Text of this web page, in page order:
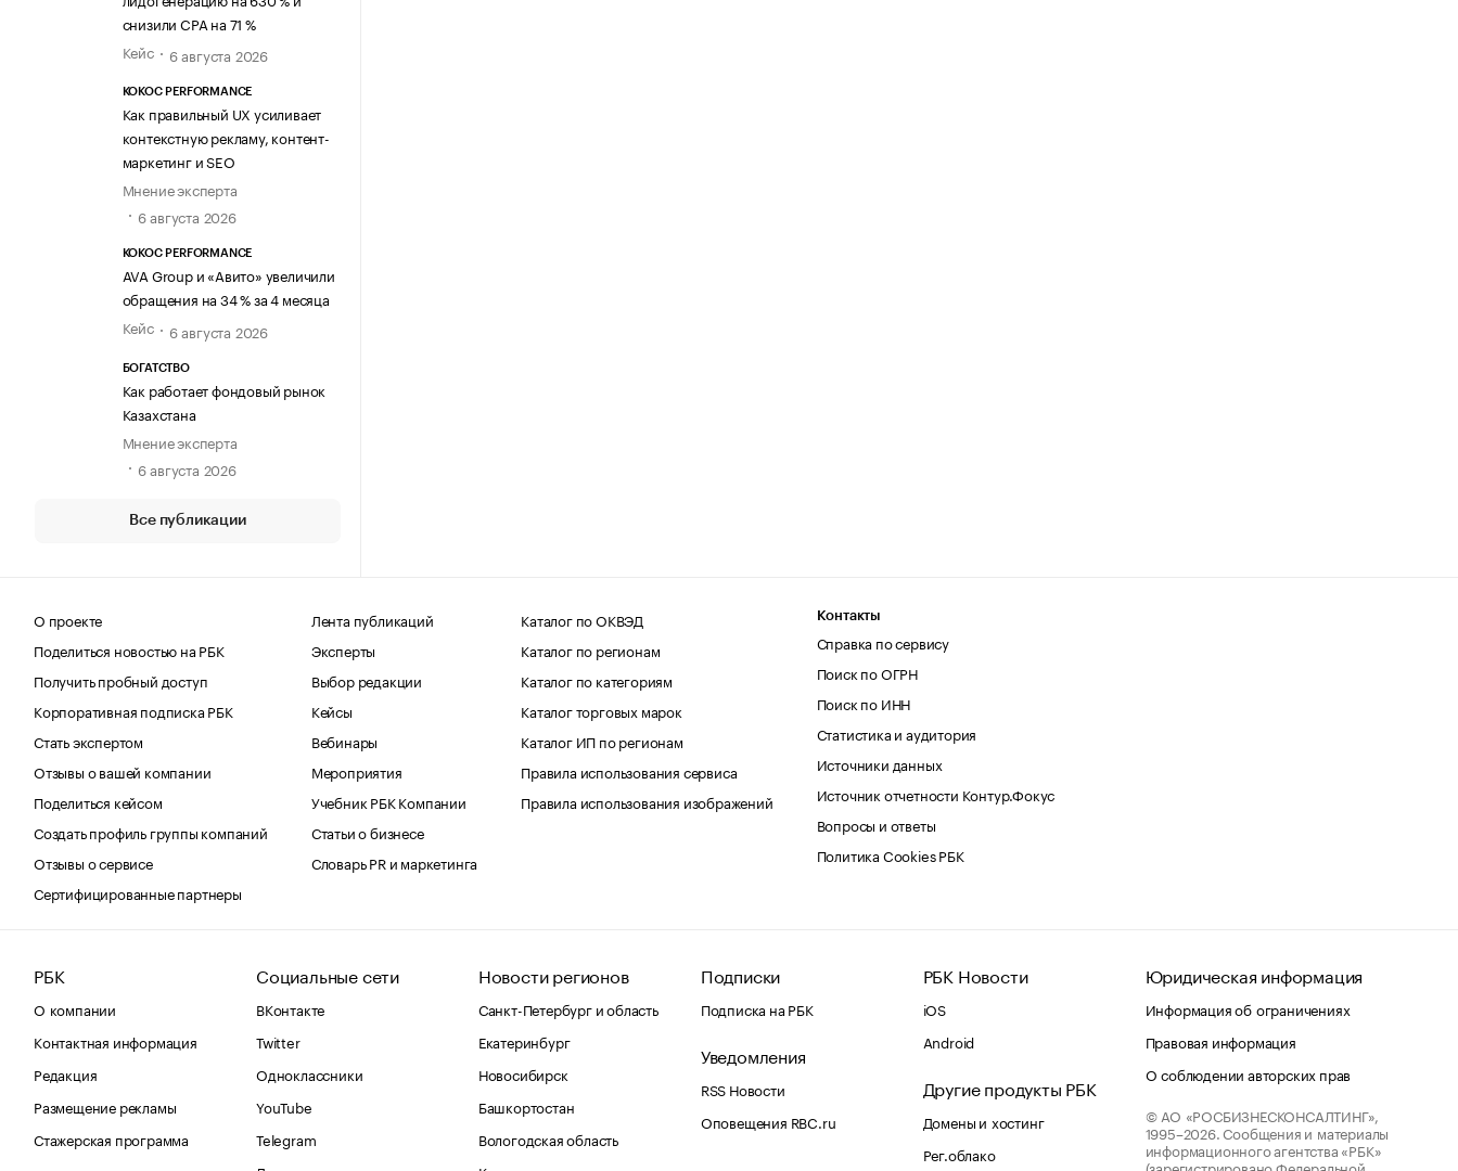
снизили CPA на 71 %
Кейс
6 августа 2026
KOKOC PERFORMANCE
Как правильный UX усиливает
контекстную рекламу, контент-
маркетинг и SEO
Мнение эксперта
6 августа 2026
KOKOC PERFORMANCE
AVA Group и «Авито» увеличили
обращения на 34 % за 4 месяца
Кейс
6 августа 2026
БОГАТСТВО
Как работает фондовый рынок
Казахстана
Мнение эксперта
6 августа 2026
Все публикации
О проекте
Поделиться новостью на РБК
Получить пробный доступ
Корпоративная подписка РБК
Стать экспертом
Отзывы о вашей компании
Поделиться кейсом
Создать профиль группы компаний
Отзывы о сервисе
Сертифицированные партнеры
Лента публикаций
Эксперты
Выбор редакции
Кейсы
Вебинары
Мероприятия
Учебник РБК Компании
Статьи о бизнесе
Словарь PR и маркетинга
Каталог по ОКВЭД
Каталог по регионам
Каталог по категориям
Каталог торговых марок
Каталог ИП по регионам
Правила использования сервиса
Правила использования изображений
Контакты
Справка по сервису
Поиск по ОГРН
Поиск по ИНН
Статистика и аудитория
Источники данных
Источник отчетности Контур.Фокус
Вопросы и ответы
Политика Cookies РБК
РБК
О компании
Контактная информация
Редакция
Размещение рекламы
Стажерская программа
Социальные сети
ВКонтакте
Twitter
Одноклассники
YouTube
Telegram
Новости регионов
Санкт-Петербург и область
Екатеринбург
Новосибирск
Башкортостан
Вологодская область
Подписки
Подписка на РБК
Уведомления
RSS Новости
Оповещения RBC.ru
РБК Новости
iOS
Android
Другие продукты РБК
Домены и хостинг
Рег.облако
Юридическая информация
Информация об ограничениях
Правовая информация
О соблюдении авторских прав
© АО «РОСБИЗНЕСКОНСАЛТИНГ»,
1995–2026. Сообщения и материалы
информационного агентства «РБК»
(зарегистрировано Федеральной